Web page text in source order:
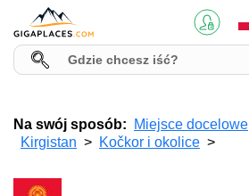
Na swój sposób: Miejsce docelowe
Kirgistan
Kočkor i okolice